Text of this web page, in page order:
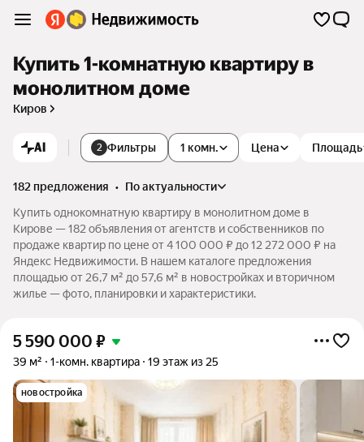
Купить 1-комнатную квартиру в
монолитном доме
Киров
AI 2 Фильтры 1 комн. Цена Площадь
182 предложения •
по актуальности
Купить однокомнатную квартиру в монолитном доме в
Кирове — 182 объявления от агентств и собственников по
продаже квартир по цене от 4 100 000 ₽ до 12 272 000 ₽ на
Яндекс Недвижимости. В нашем каталоге предложения
площадью от 26,7 м² до 57,6 м² в новостройках и вторичном
жилье — фото, планировки и характеристики.
5 590 000 ₽
39 м² 1-комн. квартира 19 этаж из 25
новостройка